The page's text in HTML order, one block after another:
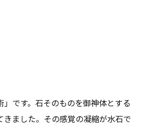
です。石そのものを御神体とする
ました。その感覚の凝縮が水石で